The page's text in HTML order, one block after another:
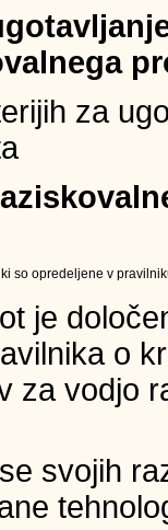
za
so opredeljene v
je
o
za vodjo
svojih